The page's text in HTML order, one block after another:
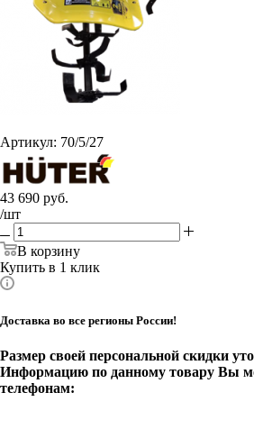
Артикул: 70/5/27
43 690 руб.
/шт
В корзину
Купить в 1 клик
Доставка во все регионы России!
Размер своей персональной скидки
Информацию по данному товару Вы
телефонам: